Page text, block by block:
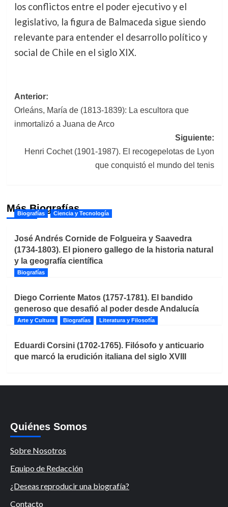
los conflictos entre el poder ejecutivo y el
legislativo, la figura de Balmaceda sigue siendo
relevante para entender el desarrollo político y
social de Chile en el siglo XIX.
Navegación
de
Anterior:
Orleáns, María de (1813-1839): La escultora que
inmortalizó a Juana de Arco
Siguiente:
Henri Cochet (1901-1987). El recogepelotas de Lyon
que conquistó el mundo del tenis
Más Biografías
Biografías Ciencia y Tecnología
José Andrés Cornide de Folgueira y Saavedra
(1734-1803). El pionero gallego de la historia natural
y la geografía científica
Biografías
Diego Corriente Matos (1757-1781). El bandido
generoso que desafió al poder desde Andalucía
Arte y Cultura Biografías Literatura y Filosofía
Eduardi Corsini (1702-1765). Filósofo y anticuario
que marcó la erudición italiana del siglo XVIII
Quiénes Somos
Sobre Nosotros
Equipo de Redacción
¿Deseas reproducir una biografía?
Contacto